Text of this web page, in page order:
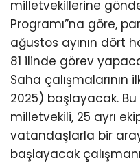
milletvekillerine
Programı”na göre,
ağustos ayının dört
81 ilinde görev
Saha çalışmalarının
2025) başlayacak. Bu
milletvekili, 25 ayrı
vatandaşlarla bir
başlayacak